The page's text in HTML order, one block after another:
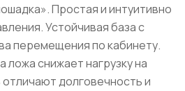
Простая и интуитивно
Устойчивая база с
перемещения по кабинету.
снижает нагрузку на
долговечность и